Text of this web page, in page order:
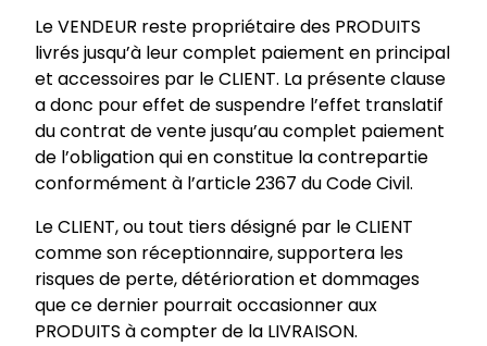
Le VENDEUR reste propriétaire des PRODUITS
livrés jusqu’à leur complet paiement en principal
et accessoires par le CLIENT. La présente clause
a donc pour effet de suspendre l’effet translatif
du contrat de vente jusqu’au complet paiement
de l’obligation qui en constitue la contrepartie
conformément à l’article 2367 du Code Civil.
Le CLIENT, ou tout tiers désigné par le CLIENT
comme son réceptionnaire, supportera les
risques de perte, détérioration et dommages
que ce dernier pourrait occasionner aux
PRODUITS à compter de la LIVRAISON.